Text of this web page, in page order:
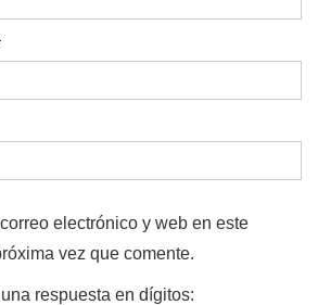
electrónico y web en este
vez que comente.
respuesta en dígitos: